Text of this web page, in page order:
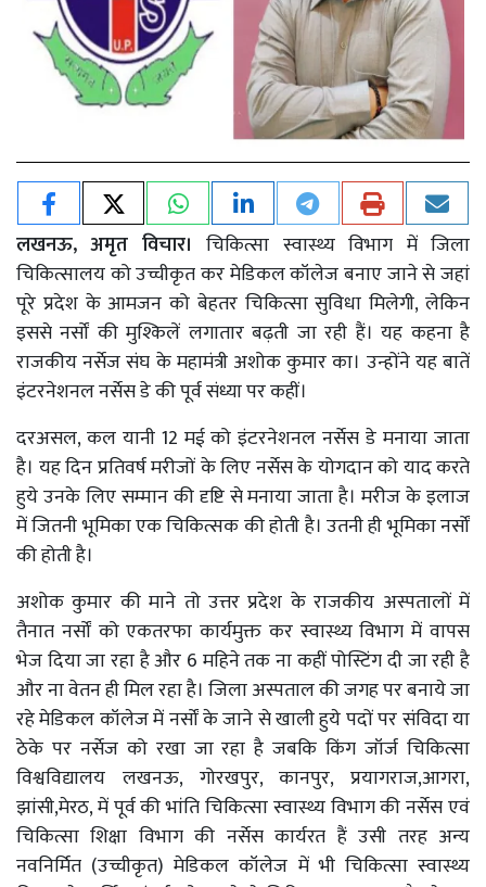
लखनऊ, अमृत विचार। चिकित्सा स्वास्थ्य विभाग में जिला
चिकित्सालय को उच्चीकृत कर मेडिकल कॉलेज बनाए जाने से जहां
पूरे प्रदेश के आमजन को बेहतर चिकित्सा सुविधा मिलेगी, लेकिन
इससे नर्सों की मुश्किलें लगातार बढ़ती जा रही हैं। यह कहना है
राजकीय नर्सेज संघ के महामंत्री अशोक कुमार का। उन्होंने यह बातें
इंटरनेशनल नर्सेस डे की पूर्व संध्या पर कहीं।
दरअसल, कल यानी 12 मई को इंटरनेशनल नर्सेस डे मनाया जाता
है। यह दिन प्रतिवर्ष मरीजों के लिए नर्सेस के योगदान को याद करते
हुये उनके लिए सम्मान की दृष्टि से मनाया जाता है। मरीज के इलाज
में जितनी भूमिका एक चिकित्सक की होती है। उतनी ही भूमिका नर्सों
की होती है।
अशोक कुमार की माने तो उत्तर प्रदेश के राजकीय अस्पतालों में
तैनात नर्सों को एकतरफा कार्यमुक्त कर स्वास्थ्य विभाग में वापस
भेज दिया जा रहा है और 6 महिने तक ना कहीं पोस्टिंग दी जा रही है
और ना वेतन ही मिल रहा है। जिला अस्पताल की जगह पर बनाये जा
रहे मेडिकल कॉलेज में नर्सों के जाने से खाली हुये पदों पर संविदा या
ठेके पर नर्सेज को रखा जा रहा है जबकि किंग जॉर्ज चिकित्सा
विश्वविद्यालय लखनऊ, गोरखपुर, कानपुर, प्रयागराज,आगरा,
झांसी,मेरठ, में पूर्व की भांति चिकित्सा स्वास्थ्य विभाग की नर्सेस एवं
चिकित्सा शिक्षा विभाग की नर्सेस कार्यरत हैं उसी तरह अन्य
नवनिर्मित (उच्चीकृत) मेडिकल कॉलेज में भी चिकित्सा स्वास्थ्य